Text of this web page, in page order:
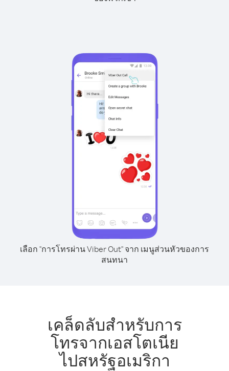
เลือก "การโทรผ่าน Viber Out" จาก เมนูส่วนหัวของการ
สนทนา
เคล็ดลับสำหรับการ
โทรจากเอสโตเนีย
ไปสหรัฐอเมริกา